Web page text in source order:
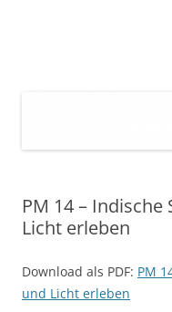
Klimawandel –
PM 14 –
Licht erleben
Download als PDF: PM
und Licht erleben